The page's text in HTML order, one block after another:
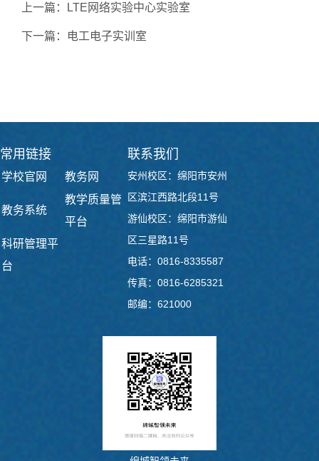
上一篇： LTE网络实验中心实验室
下一篇： 电工电子实训室
常用链接
学校官网 教务网
教务系统
教学质量管
平台
科研管理平
台
联系我们
安州校区：绵阳市安州
区滨江西路北段11号
游仙校区：绵阳市游仙
区三星路11号
电话：0816-8335587
传真：0816-6285321
邮编：621000